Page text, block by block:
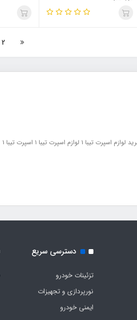
2
دسترسی سریع
تزئینات خودرو
نورپردازی و تجهیزات
ایمنی خودرو